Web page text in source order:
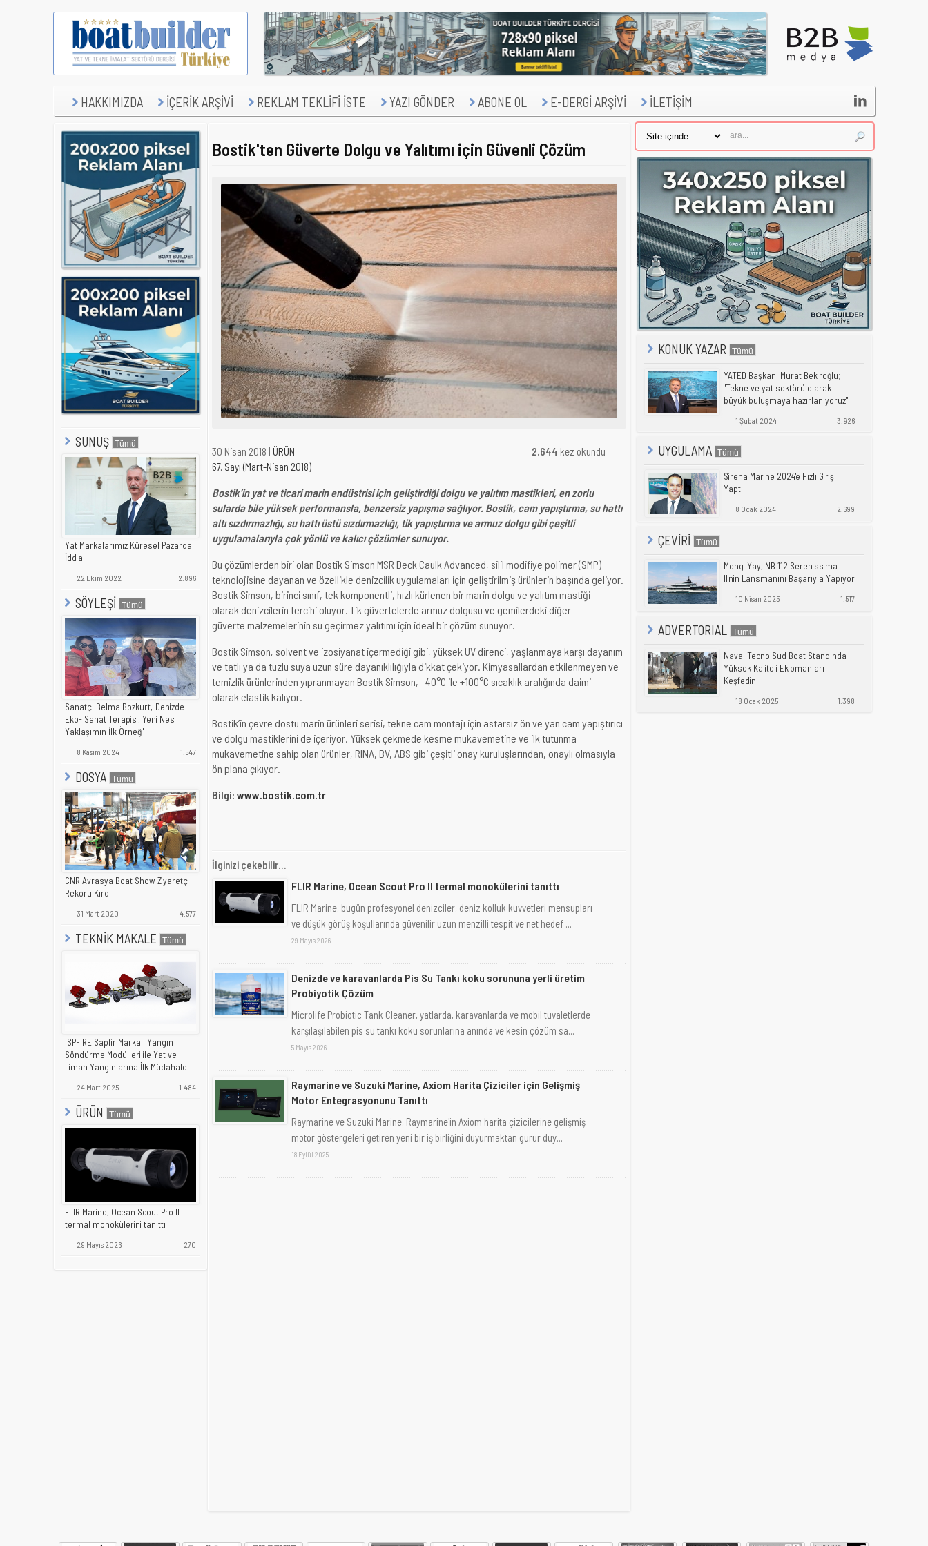
HAKKIMIZDA İÇERİK ARŞİVİ REKLAM TEKLİFİ İSTE YAZI GÖNDER ABONE OL E-DERGİ ARŞİVİ İLETİŞİM 
SUNUŞ
Yat Markalarımız Küresel Pazarda
İddialı
22 Ekim 2022 2.896
SÖYLEŞİ
Sanatçı Belma Bozkurt, 'Denizde
Eko- Sanat Terapisi, Yeni Nesil
Yaklaşımın İlk Örneği'
8 Kasım 2024 1.547
DOSYA
CNR Avrasya Boat Show Ziyaretçi
Rekoru Kırdı
31 Mart 2020 4.577
TEKNİK MAKALE
ISPFIRE Sapfir Markalı Yangın
Söndürme Modülleri ile Yat ve
Liman Yangınlarına İlk Müdahale
24 Mart 2025 1.484
ÜRÜN
FLIR Marine, Ocean Scout Pro II
termal monokülerini tanıttı
29 Mayıs 2026 270
Bostik'ten Güverte Dolgu ve Yalıtımı için Güvenli Çözüm
30 Nisan 2018 | ÜRÜN
67. Sayı (Mart-Nisan 2018)
2.644 kez okundu
Bostik’in yat ve ticari marin endüstrisi için geliştirdiği dolgu ve yalıtım mastikleri, en zorlu
sularda bile yüksek performansla, benzersiz yapışma sağlıyor. Bostik, cam yapıştırma, su hattı
altı sızdırmazlığı, su hattı üstü sızdırmazlığı, tik yapıştırma ve armuz dolgu gibi çeşitli
uygulamalarıyla çok yönlü ve kalıcı çözümler sunuyor.
Bu çözümlerden biri olan Bostik Simson MSR Deck Caulk Advanced, silil modifiye polimer (SMP)
teknolojisine dayanan ve özellikle denizcilik uygulamaları için geliştirilmiş ürünlerin başında geliyor.
Bostik Simson, birinci sınıf, tek komponentli, hızlı kürlenen bir marin dolgu ve yalıtım mastiği
olarak denizcilerin tercihi oluyor. Tik güvertelerde armuz dolgusu ve gemilerdeki diğer
güverte malzemelerinin su geçirmez yalıtımı için ideal bir çözüm sunuyor.
Bostik Simson, solvent ve izosiyanat içermediği gibi, yüksek UV direnci, yaşlanmaya karşı dayanım
ve tatlı ya da tuzlu suya uzun süre dayanıklılığıyla dikkat çekiyor. Kimyasallardan etkilenmeyen ve
temizlik ürünlerinden yıpranmayan Bostik Simson, –40°C ile +100°C sıcaklık aralığında daimi
olarak elastik kalıyor.
Bostik’in çevre dostu marin ürünleri serisi, tekne cam montajı için astarsız ön ve yan cam yapıştırıcı
ve dolgu mastiklerini de içeriyor. Yüksek çekmede kesme mukavemetine ve ilk tutunma
mukavemetine sahip olan ürünler, RINA, BV, ABS gibi çeşitli onay kuruluşlarından, onaylı olmasıyla
ön plana çıkıyor.
Bilgi: www.bostik.com.tr
İlginizi çekebilir...
FLIR Marine, Ocean Scout Pro II termal monokülerini tanıttı
FLIR Marine, bugün profesyonel denizciler, deniz kolluk kuvvetleri mensupları
ve düşük görüş koşullarında güvenilir uzun menzilli tespit ve net hedef ...
29 Mayıs 2026
Denizde ve karavanlarda Pis Su Tankı koku sorununa yerli üretim
Probiyotik Çözüm
Microlife Probiotic Tank Cleaner, yatlarda, karavanlarda ve mobil tuvaletlerde
karşılaşılabilen pis su tankı koku sorunlarına anında ve kesin çözüm sa...
5 Mayıs 2026
Raymarine ve Suzuki Marine, Axiom Harita Çiziciler için Gelişmiş
Motor Entegrasyonunu Tanıttı
Raymarine ve Suzuki Marine, Raymarine'in Axiom harita çizicilerine gelişmiş
motor göstergeleri getiren yeni bir iş birliğini duyurmaktan gurur duy...
18 Eylül 2025
KONUK YAZAR
YATED Başkanı Murat Bekiroğlu;
"Tekne ve yat sektörü olarak
büyük buluşmaya hazırlanıyoruz"
1 Şubat 2024 3.926
UYGULAMA
Sirena Marine 2024'e Hızlı Giriş
Yaptı
8 Ocak 2024 2.699
ÇEVİRİ
Mengi Yay, NB 112 Serenissima
II'nin Lansmanını Başarıyla Yapıyor
10 Nisan 2025 1.517
ADVERTORIAL
Naval Tecno Sud Boat Standında
Yüksek Kaliteli Ekipmanları
Keşfedin
18 Ocak 2025 1.398